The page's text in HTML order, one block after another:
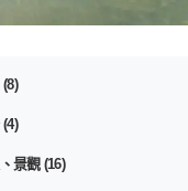
景觀 (16)